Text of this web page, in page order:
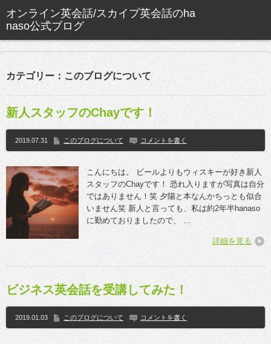
カテゴリー：このブログについて
新人スタッフのChayです！
2019.07.31 このブログについて コメントを書く
こんにちは。 ビールよりもウィスキーが好き新人
スタッフのChayです！ 恐れ入りますが写真は自分
ではありません！笑 夕陽と本なんかちっとも似合
いません笑 新人と言っても、私は約2年半hanaso
に勤めておりましたので、 …
詳細を見る
ビジネス英会話を受講してみた！
2019.01.03 このブログについて コメントを書く